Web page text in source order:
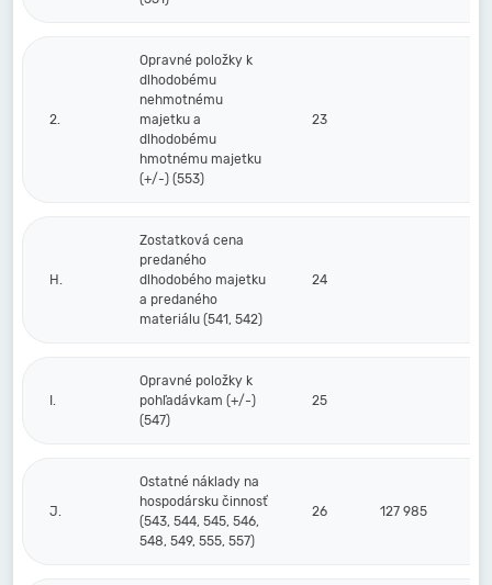
2.
Opravné položky k
dlhodobému
nehmotnému
majetku a
dlhodobému
hmotnému majetku
(+/-) (553)
23
H.
Zostatková cena
predaného
dlhodobého majetku
a predaného
materiálu (541, 542)
24
I.
Opravné položky k
pohľadávkam (+/-)
(547)
25
J.
Ostatné náklady na
hospodársku činnosť
(543, 544, 545, 546,
548, 549, 555, 557)
26 127 985